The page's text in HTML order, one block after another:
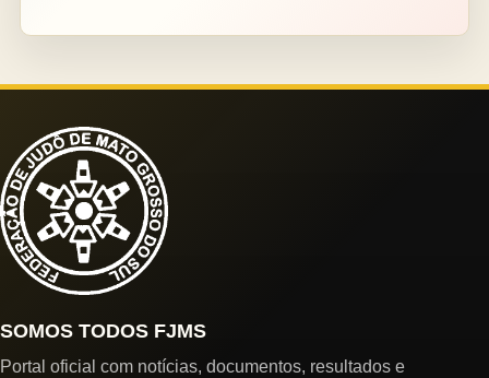
SOMOS TODOS FJMS
Portal oficial com notícias, documentos, resultados e